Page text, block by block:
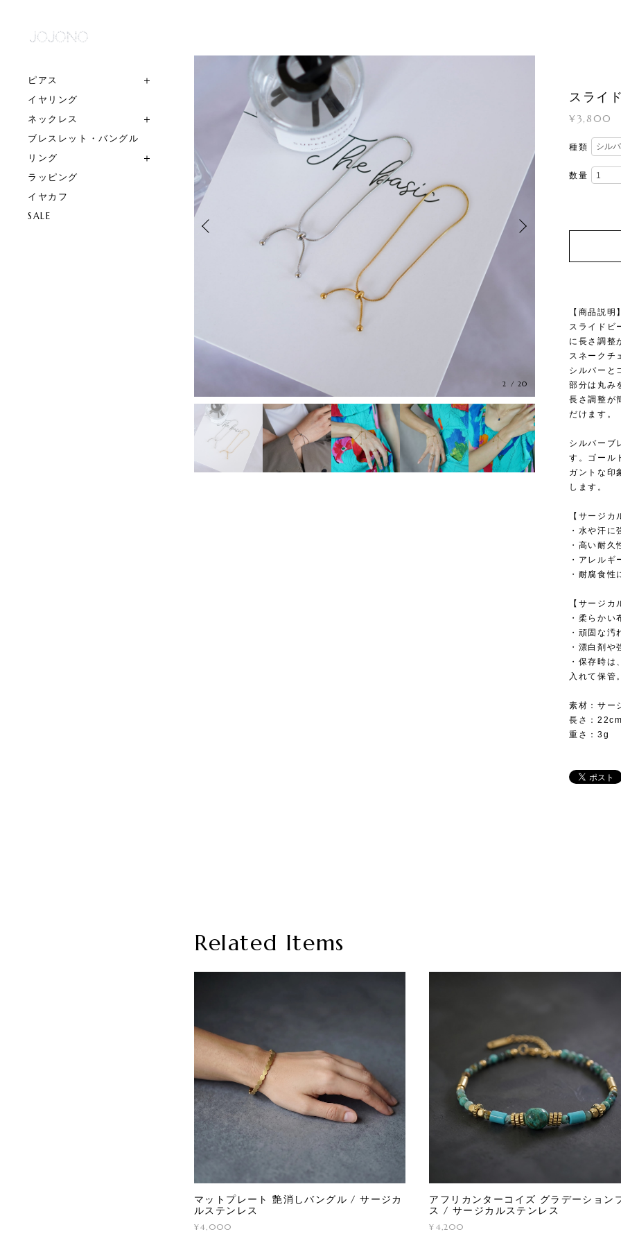
ピアス
イヤリング
ネックレス
ブレスレット・バングル
リング
ラッピング
イヤカフ
SALE
2 / 20
スライ
¥3,800
種類
数量
【商品説明
スライドビ
に長さ調整
スネークチ
シルバーと
部分は丸み
長さ調整が
だけます。
シルバーブ
す。ゴール
ガントな印
します。
【サージ
・水や汗に
・高い耐久
・アレル
・耐腐食
【サージ
・柔らかい
・頑固な
・漂白剤や
・保存時
入れて保管
素材：サー
長さ：
重さ：3g
Related Items
マットプレート 艶消しバングル / サージカ
ルステンレス
¥4,000
アフリカンターコイズ グラデーション
ス / サージカルステンレス
¥4,200